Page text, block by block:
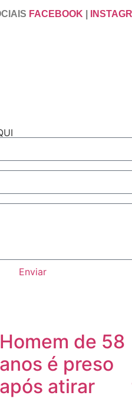
FACEBOOK
Enviar
Homem de 58
anos é preso
após atirar